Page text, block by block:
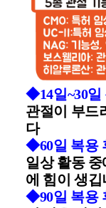
◆14일~30일
관절이 부드
다
◆60일 복용
일상 활동
에 힘이 생깁
◆90일 복용